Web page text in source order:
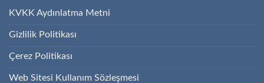
KVKK Aydınlatma Metni
Gizlilik Politikası
Çerez Politikası
Web Sitesi Kullanım Sözleşmesi